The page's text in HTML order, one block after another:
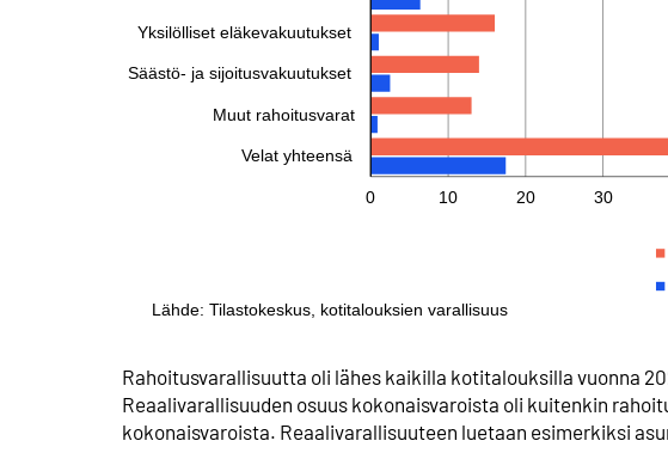
Rahoitusvarallisuutta oli lähes kaikilla kotitalouksilla vuonna
Reaalivarallisuuden osuus kokonaisvaroista oli kuitenkin
kokonaisvaroista. Reaalivarallisuuteen luetaan esimerkiksi